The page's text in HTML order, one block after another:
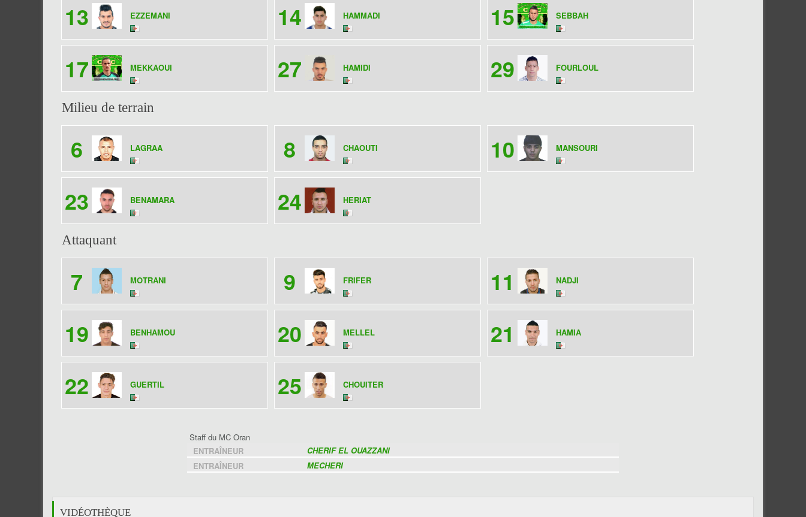
13 EZZEMANI 14 HAMMADI 15 SEBBAH
17 MEKKAOUI 27 HAMIDI 29 FOURLOUL
Milieu de terrain
6 LAGRAA 8 CHAOUTI 10 MANSOURI
23 BENAMARA 24 HERIAT
Attaquant
7 MOTRANI 9 FRIFER 11 NADJI
19 BENHAMOU 20 MELLEL 21 HAMIA
22 GUERTIL 25 CHOUITER
Staff du MC Oran
ENTRAÎNEUR
CHERIF EL OUAZZANI
ENTRAÎNEUR
MECHERI
VIDÉOTHÈQUE